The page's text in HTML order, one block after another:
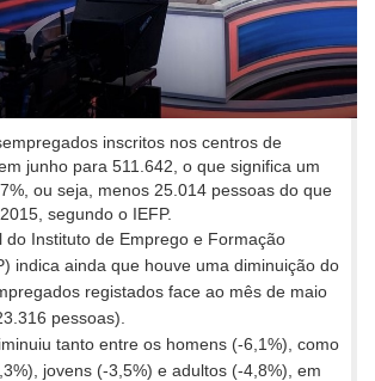
inscritos nos centros de
junho para 511.642, o que significa um
ou seja, menos 25.014 pessoas do que
segundo o IEFP.
do Instituto de Emprego e Formação
indica ainda que houve uma diminuição do
registados face ao mês de maio
pessoas).
tanto entre os homens (-6,1%), como
jovens (-3,5%) e adultos (-4,8%), em